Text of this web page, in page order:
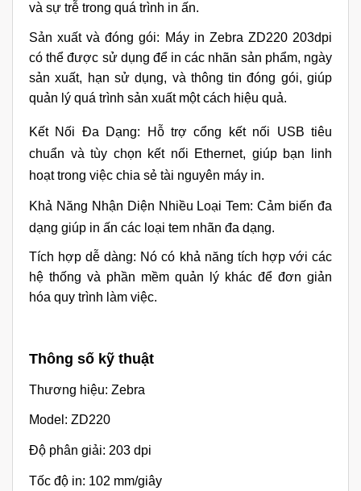
và sự trễ trong quá trình in ấn.
Sản xuất và đóng gói: Máy in Zebra ZD220 203dpi
có thể được sử dụng để in các nhãn sản phẩm, ngày
sản xuất, hạn sử dụng, và thông tin đóng gói, giúp
quản lý quá trình sản xuất một cách hiệu quả.
Kết Nối Đa Dạng: Hỗ trợ cổng kết nối USB tiêu
chuẩn và tùy chọn kết nối Ethernet, giúp bạn linh
hoạt trong việc chia sẻ tài nguyên máy in.
Khả Năng Nhận Diện Nhiều Loại Tem: Cảm biến đa
dạng giúp in ấn các loại tem nhãn đa dạng.
Tích hợp dễ dàng: Nó có khả năng tích hợp với các
hệ thống và phần mềm quản lý khác để đơn giản
hóa quy trình làm việc.
Thông số kỹ thuật
Thương hiệu: Zebra
Model: ZD220
Độ phân giải: 203 dpi
Tốc độ in: 102 mm/giây